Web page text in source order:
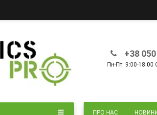
+38
Пн-Пт: 9:00-18:00
ПРО НАС